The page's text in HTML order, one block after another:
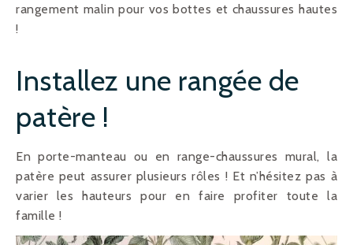
rangement malin pour vos bottes et chaussures hautes
!
Installez une rangée de
patère !
En porte-manteau ou en range-chaussures mural, la
patère peut assurer plusieurs rôles ! Et n’hésitez pas à
varier les hauteurs pour en faire profiter toute la
famille !